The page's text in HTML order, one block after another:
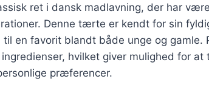
ret i dansk madlavning, der har
Denne tærte er kendt for sin
til en favorit blandt både unge og gamle.
hvilket giver mulighed for at
præferencer.